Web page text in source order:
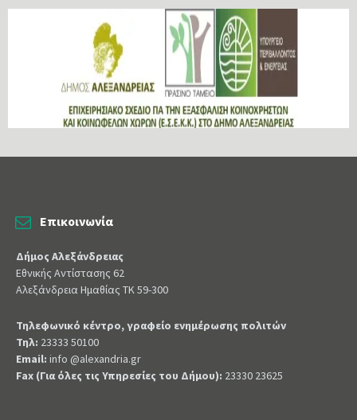
Επικοινωνία
Δήμος Αλεξάνδρειας
Εθνικής Αντίστασης 62
Αλεξάνδρεια Ημαθίας ΤΚ 59-300
Τηλεφωνικό κέντρο, γραφείο ενημέρωσης πολιτών
Τηλ: 23333 50100
Email: info @alexandria.gr
Fax (Για όλες τις Υπηρεσίες του Δήμου): 23330 23625